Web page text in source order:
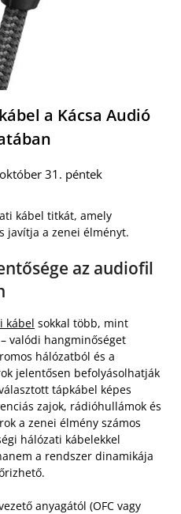
a Kácsa Audió
31. péntek
kábel titkát, amely
javítja a zenei élményt.
az audiofil
kábel sokkal több, mint
valódi hangminőséget
hálózatból és a
jelentősen befolyásolhatják
tápkábel képes
zajok, rádióhullámok és
a zenei élmény számos
hálózati kábelekkel
a rendszer dinamikája
anyagától (OFC vagy